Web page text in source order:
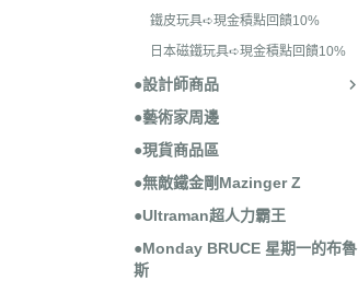
鐵皮玩具➪現金積點回饋10%
日本磁鐵玩具➪現金積點回饋10%
●設計師商品
●藝術家周邊
●現貨商品區
●無敵鐵金剛Mazinger Z
●Ultraman超人力霸王
●Monday BRUCE 星期一的布魯
斯